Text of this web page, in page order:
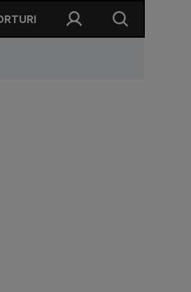
dintre golgeter și fostul